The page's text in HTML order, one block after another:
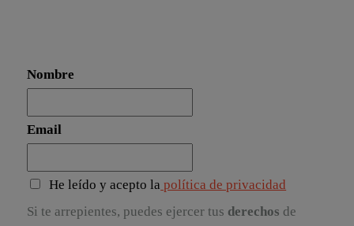
Nombre
Email
He leído y acepto la política de privacidad
Si te arrepientes, puedes ejercer tus derechos de